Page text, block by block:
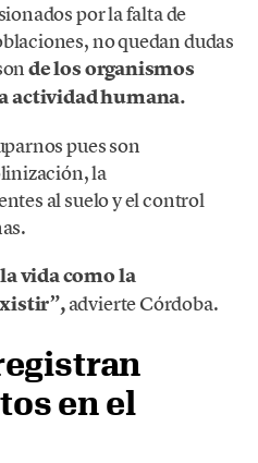
por la falta de
no quedan dudas
de los organismos
actividad humana.
pues son
la
al suelo y el control
vida como la
advierte Córdoba.
en el